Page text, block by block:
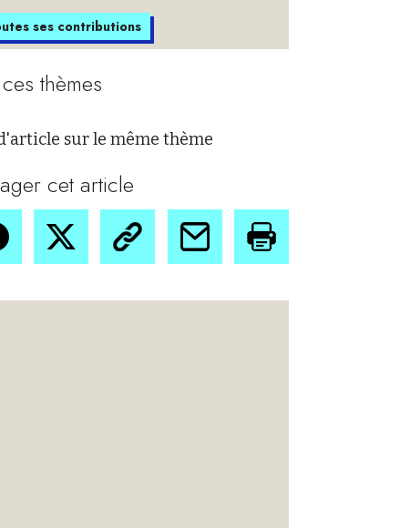
ses contributions
thèmes
sur le même thème
cet article